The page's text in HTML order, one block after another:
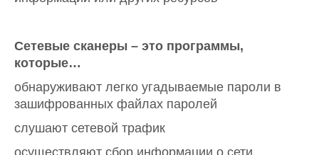
Сетевые сканеры – это программы,
которые…
обнаруживают легко угадываемые пароли в
зашифрованных файлах паролей
слушают сетевой трафик
осуществляют сбор информации о сети